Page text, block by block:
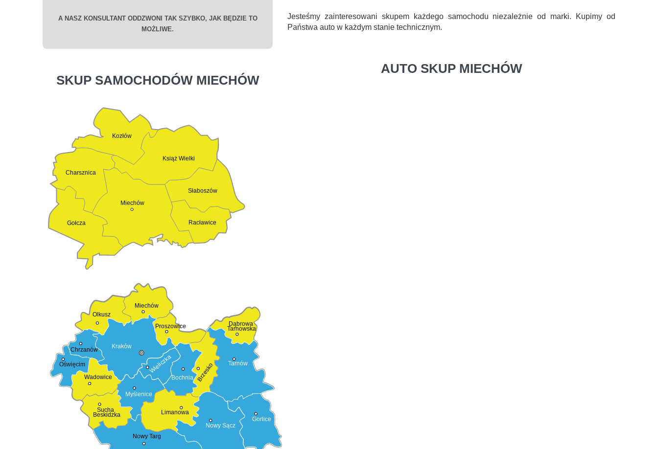
A NASZ KONSULTANT ODDZWONI TAK SZYBKO, JAK BĘDZIE TO
MOŻLIWE.
SKUP SAMOCHODÓW MIECHÓW
Miechów
Słaboszów
Książ Wielki
Kozłów
Charsznica
Gołcza Racławice
Nowy Targ
Sucha
Beskidzka
Myślenice
Wadowice
Oświęcim
Olkusz
Miechów
Proszowice Dąbrowa
Tarnowska
Tarnów
Brzesko
Wieliczka
Bochnia
Limanowa
Nowy Sącz
Gorlice
Kraków
Chrzanów
Jesteśmy zainteresowani skupem każdego samochodu niezależnie od marki. Kupimy od
Państwa auto w każdym stanie technicznym.
AUTO SKUP MIECHÓW